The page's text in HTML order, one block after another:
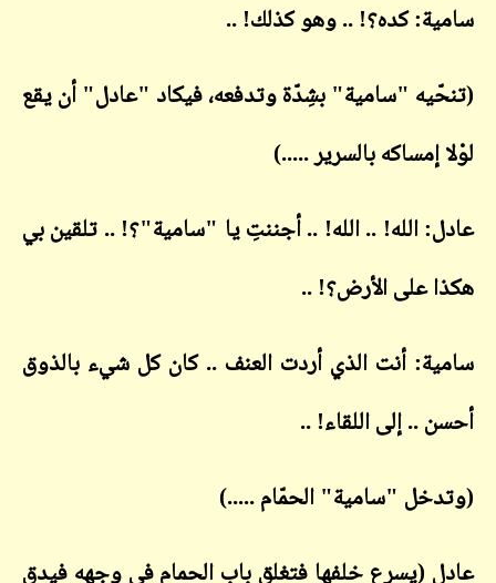
سامية: کده؟! .. وهو كذلك! ..
(تنحّيه "سامية" بشِدّة وتدفعه، فيكاد "عادل" أن يقع
لوْلا إمساكه بالسرير .....)
عادل: الله! .. الله! .. أجننتِ يا "سامية"؟! .. تلقين بي
هكذا على الأرض؟! ..
سامية: أنت الذي أردت العنف .. كان كل شيء بالذوق
أحسن .. إلى اللقاء! ..
(وتدخل "سامية" الحمّام .....)
عادل (يسرع خلفها فتغلق باب الحمام في وجهه فيدق